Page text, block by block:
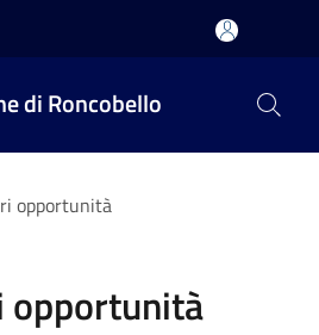
di Roncobello
opportunità
opportunità